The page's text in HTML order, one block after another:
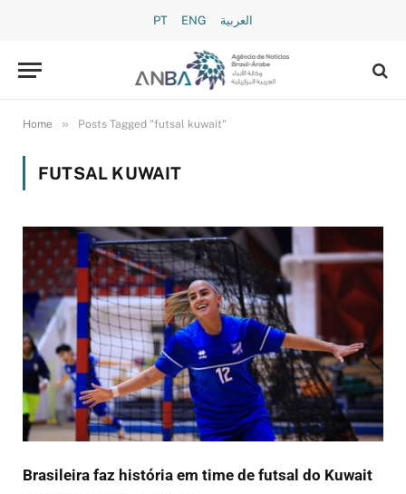
PT ENG العربية
Home » Posts Tagged "futsal kuwait"
FUTSAL KUWAIT
Brasileira faz história em time de futsal do Kuwait